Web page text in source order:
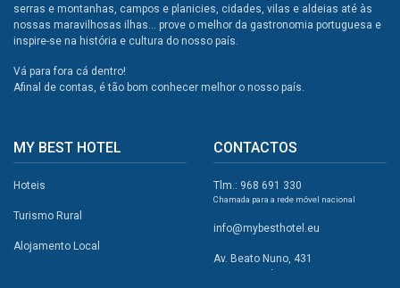
serras e montanhas, campos e planicies, cidades, vilas e aldeias até às
nossas maravilhosas ilhas... prove o melhor da gastronomia portuguesa e
inspire-se na história e cultura do nosso país.
Vá para fora cá dentro!
Afinal de contas, é tão bom conhecer melhor o nosso país.
MY BEST HOTEL
Hoteis
Turismo Rural
Alojamento Local
CONTACTOS
Tlm.: 968 691 330
Chamada para a rede móvel nacional
info@mybesthotel.eu
Av. Beato Nuno, 431
2495-401 Fátima